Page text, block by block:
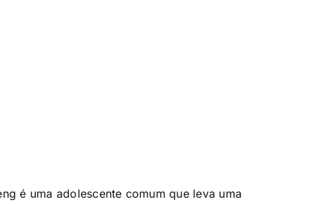
é uma adolescente comum que leva uma